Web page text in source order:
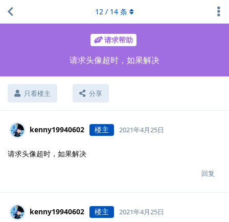
请求帮助
请求头像超时，如果解决
只看楼主 分享
12 / 14 条
kenny19940602 楼主 2021年4月25日
请求头像超时，如果解决
回复
kenny19940602 楼主 2021年4月25日